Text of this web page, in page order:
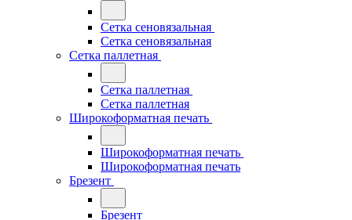
Сетка сеновязальная
Сетка сеновязальная
Сетка паллетная
Сетка паллетная
Сетка паллетная
Широкоформатная печать
Широкоформатная печать
Широкоформатная печать
Брезент
Брезент